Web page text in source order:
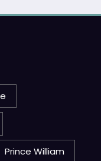
Prince William